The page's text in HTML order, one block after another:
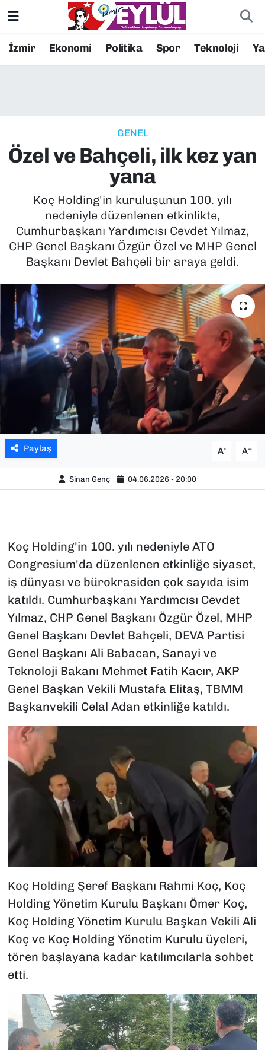
İzmir Ekonomi Politika Spor Teknoloji
GENEL
Özel ve Bahçeli, ilk kez yan
yana
Koç Holding'in kuruluşunun 100. yılı
nedeniyle düzenlenen etkinlikte,
Cumhurbaşkanı Yardımcısı Cevdet Yılmaz,
CHP Genel Başkanı Özgür Özel ve MHP Genel
Başkanı Devlet Bahçeli bir araya geldi.
Paylaş A- A+
Sinan Genç 04.06.2026 - 20:00
Koç Holding'in 100. yılı nedeniyle ATO
Congresium'da düzenlenen etkinliğe siyaset,
iş dünyası ve bürokrasiden çok sayıda isim
katıldı. Cumhurbaşkanı Yardımcısı Cevdet
Yılmaz, CHP Genel Başkanı Özgür Özel, MHP
Genel Başkanı Devlet Bahçeli, DEVA Partisi
Genel Başkanı Ali Babacan, Sanayi ve
Teknoloji Bakanı Mehmet Fatih Kacır, AKP
Genel Başkan Vekili Mustafa Elitaş, TBMM
Başkanvekili Celal Adan etkinliğe katıldı.
Koç Holding Şeref Başkanı Rahmi Koç, Koç
Holding Yönetim Kurulu Başkanı Ömer Koç,
Koç Holding Yönetim Kurulu Başkan Vekili Ali
Koç ve Koç Holding Yönetim Kurulu üyeleri,
tören başlayana kadar katılımcılarla sohbet
etti.
Resmi İlanlar
EKONOMİ
KÜLTÜR SANAT
MAGAZİN
POLİTİKA
SAĞLIK
SPOR
TEKNOLOJİ
YAŞAM
YEREL YÖNETİMLER
Konak Nöbetçi Eczaneler
Süper Lig Puan Durumu ve Fikstür
Tüm Manşetler
Son Dakika Haberleri
Haber Arşivi